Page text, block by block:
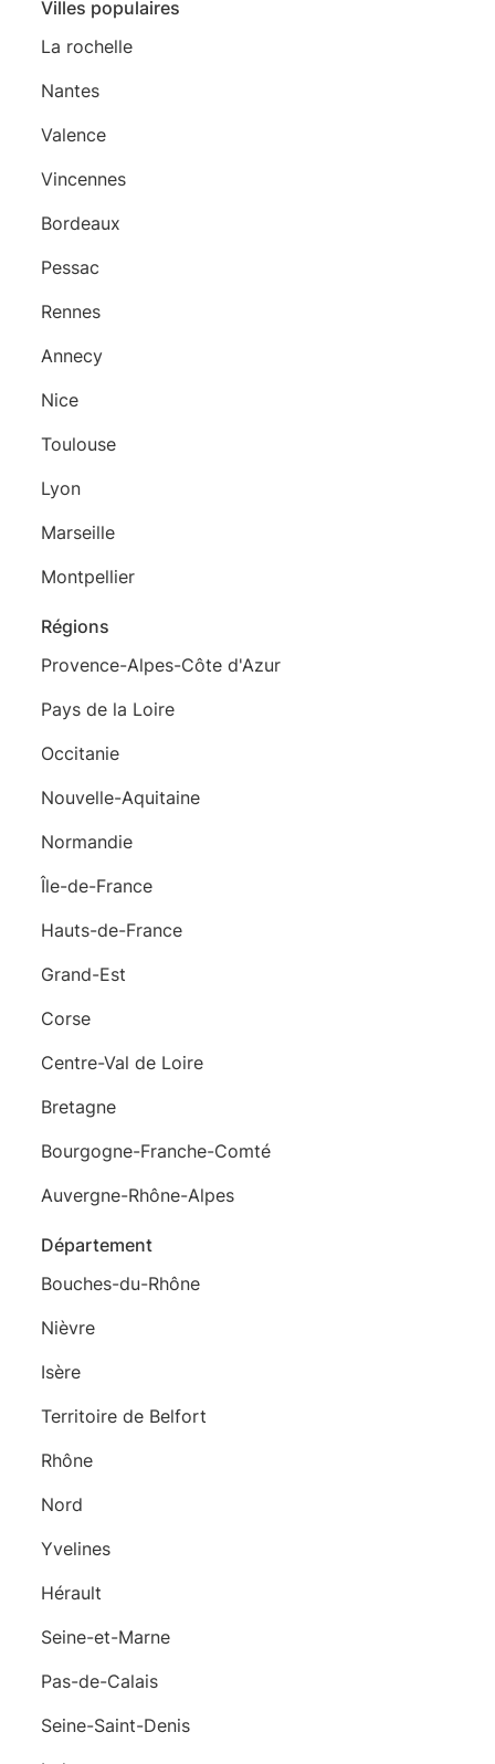
Villes populaires
La rochelle
Nantes
Valence
Vincennes
Bordeaux
Pessac
Rennes
Annecy
Nice
Toulouse
Lyon
Marseille
Montpellier
Régions
Provence-Alpes-Côte d'Azur
Pays de la Loire
Occitanie
Nouvelle-Aquitaine
Normandie
Île-de-France
Hauts-de-France
Grand-Est
Corse
Centre-Val de Loire
Bretagne
Bourgogne-Franche-Comté
Auvergne-Rhône-Alpes
Département
Bouches-du-Rhône
Nièvre
Isère
Territoire de Belfort
Rhône
Nord
Yvelines
Hérault
Seine-et-Marne
Pas-de-Calais
Seine-Saint-Denis